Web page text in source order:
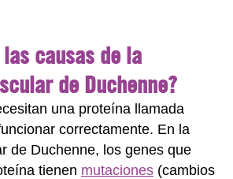
causas de la
de Duchenne?
una proteína llamada
correctamente. En la
de Duchenne, los genes que
tienen mutaciones (cambios